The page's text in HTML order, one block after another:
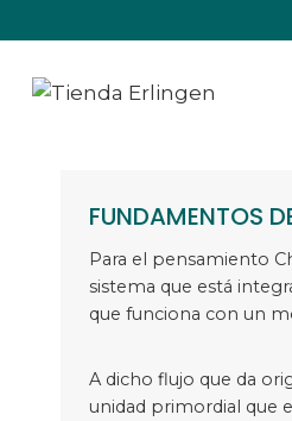
al
contenido
FUNDAMENTOS
Para el pensamiento
sistema que está
que funciona con un
A dicho flujo que da
unidad primordial que